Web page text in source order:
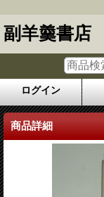
副羊羹書店
ログイン
商品詳細